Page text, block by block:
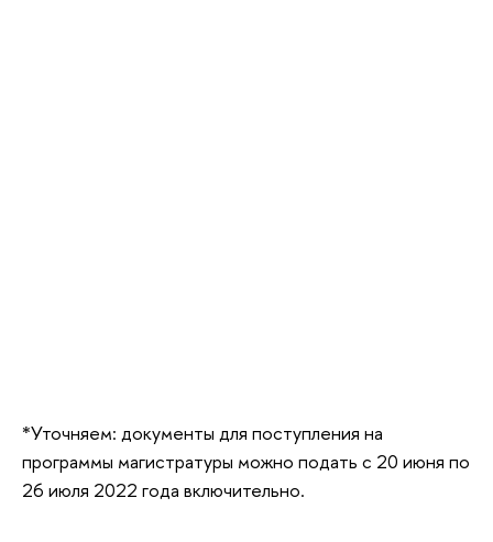
*Уточняем: документы для поступления на
программы магистратуры можно подать с 20 июня по
26 июля 2022 года включительно.